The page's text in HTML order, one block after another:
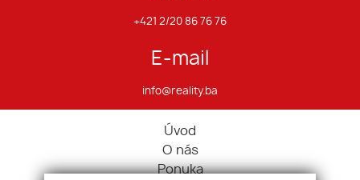
+421 2/20 86 76 76
E-mail
info@reality.ba
Úvod
O nás
Ponuka